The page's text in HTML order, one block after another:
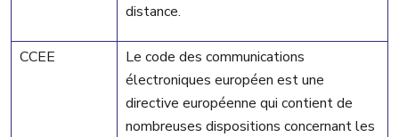
distance.
CCEE
Le code des communications
électroniques européen est une
directive européenne qui contient de
nombreuses dispositions concernant les